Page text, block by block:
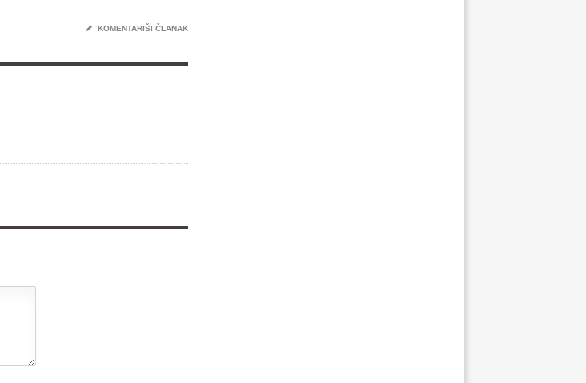
✎ KOMENTARIŠI ČLANAK